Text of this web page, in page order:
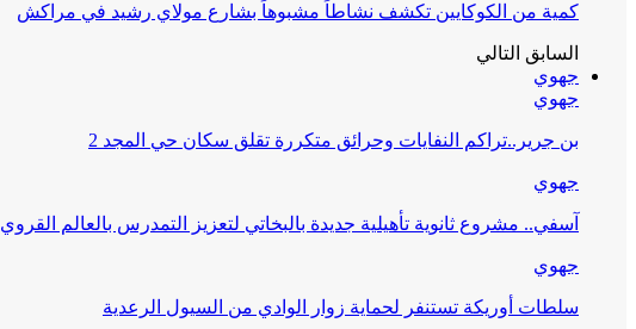
كمية من الكوكايين تكشف نشاطاً مشبوهاً بشارع مولاي رشيد في مراكش
السابق التالي
جهوي
جهوي
بن جرير..تراكم النفايات وحرائق متكررة تقلق سكان حي المجد 2
جهوي
آسفي.. مشروع ثانوية تأهيلية جديدة بالبخاتي لتعزيز التمدرس بالعالم القروي
جهوي
سلطات أوريكة تستنفر لحماية زوار الوادي من السيول الرعدية